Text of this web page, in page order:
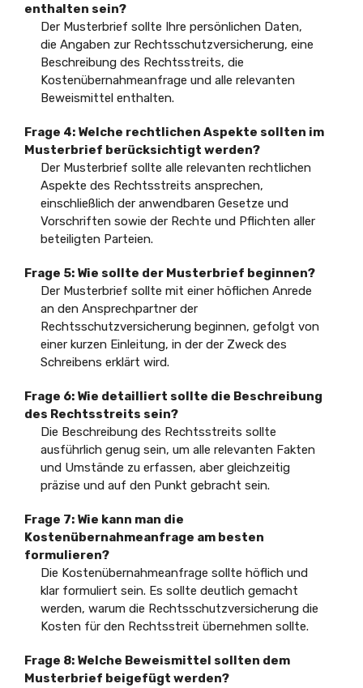
enthalten sein?
Der Musterbrief sollte Ihre persönlichen Daten,
die Angaben zur Rechtsschutzversicherung, eine
Beschreibung des Rechtsstreits, die
Kostenübernahmeanfrage und alle relevanten
Beweismittel enthalten.
Frage 4: Welche rechtlichen Aspekte sollten im
Musterbrief berücksichtigt werden?
Der Musterbrief sollte alle relevanten rechtlichen
Aspekte des Rechtsstreits ansprechen,
einschließlich der anwendbaren Gesetze und
Vorschriften sowie der Rechte und Pflichten aller
beteiligten Parteien.
Frage 5: Wie sollte der Musterbrief beginnen?
Der Musterbrief sollte mit einer höflichen Anrede
an den Ansprechpartner der
Rechtsschutzversicherung beginnen, gefolgt von
einer kurzen Einleitung, in der der Zweck des
Schreibens erklärt wird.
Frage 6: Wie detailliert sollte die Beschreibung
des Rechtsstreits sein?
Die Beschreibung des Rechtsstreits sollte
ausführlich genug sein, um alle relevanten Fakten
und Umstände zu erfassen, aber gleichzeitig
präzise und auf den Punkt gebracht sein.
Frage 7: Wie kann man die
Kostenübernahmeanfrage am besten
formulieren?
Die Kostenübernahmeanfrage sollte höflich und
klar formuliert sein. Es sollte deutlich gemacht
werden, warum die Rechtsschutzversicherung die
Kosten für den Rechtsstreit übernehmen sollte.
Frage 8: Welche Beweismittel sollten dem
Musterbrief beigefügt werden?